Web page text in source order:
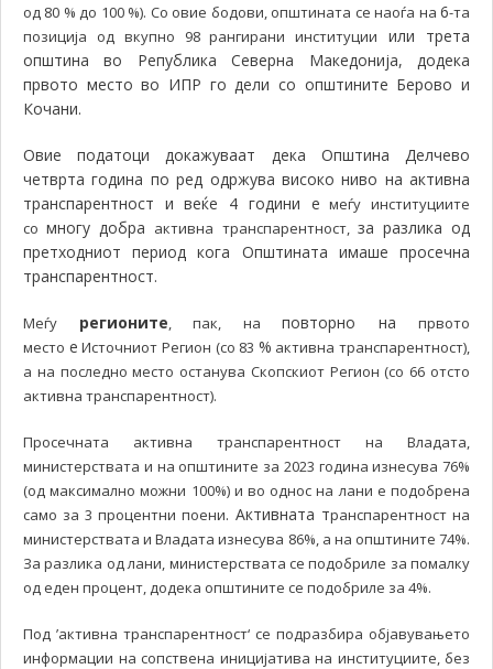
од 80 % до 100 %). Со овие бодови, општината се наоѓа на 6-та
позиција од вкупно 98 рангирани институции или трета
општина во Република Северна Македонија, додека
првото место во ИПР го дели со општините Берово и
Кочани.
Овие податоци докажуваат дека Општина Делчево
четврта година по ред одржува високо ниво на активна
транспарентност и веќе 4 години е меѓу институциите
сомногу добра активна транспарентност, за разлика од
претходниот период кога Општината имаше просечна
транспарентност.
Меѓу регионите, пак, на повторно на првото
место е Источниот Регион (со 83 % активна транспарентност),
а на последно место останува Скопскиот Регион (со 66 отсто
активна транспарентност).
Просечната активна транспарентност на Владата,
министерствата и на општините за 2023 година изнесува 76%
(од максимално можни 100%) и во однос на лани е подобрена
само за 3 процентни поени. Активната транспарентност на
министерствата и Владата изнесува 86%, а на општините 74%.
За разлика од лани, министерствата се подобриле за помалку
од еден процент, додека општините се подобриле за 4%.
Под ’активна транспарентност‘ се подразбира објавувањето
информации на сопствена иницијатива на институциите, без